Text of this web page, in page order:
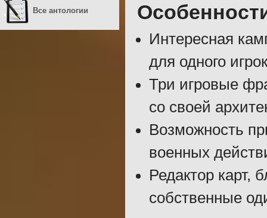
Интересная
для одного
Три игровые
со своей
Возможность
военных
Редактор карт,
собственные
Все антологии